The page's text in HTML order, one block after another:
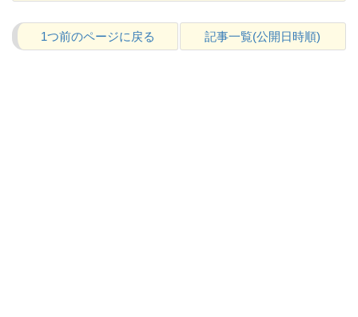
1つ前のページに戻る 記事一覧(公開日時順)